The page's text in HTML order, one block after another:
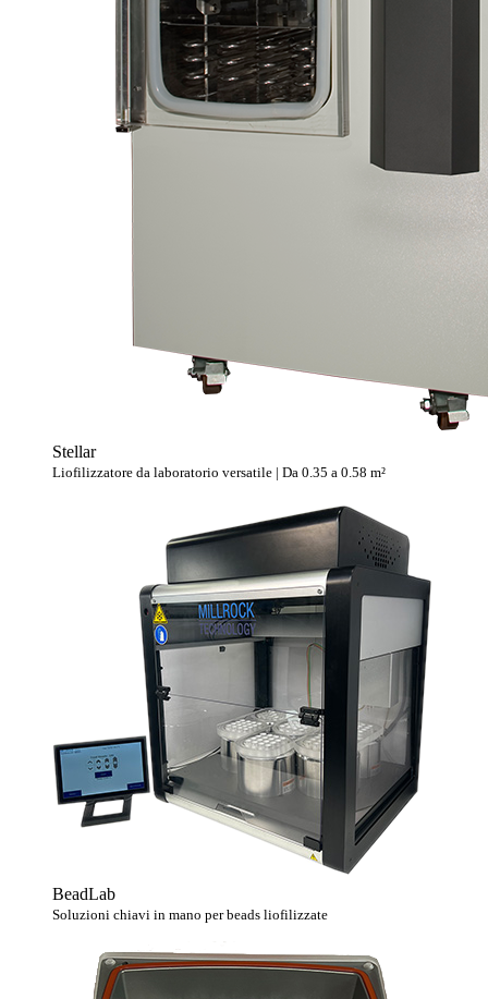
Stellar
Liofilizzatore da laboratorio versatile | Da 0.35 a 0.58 m²
BeadLab
Soluzioni chiavi in ​​mano per beads liofilizzate